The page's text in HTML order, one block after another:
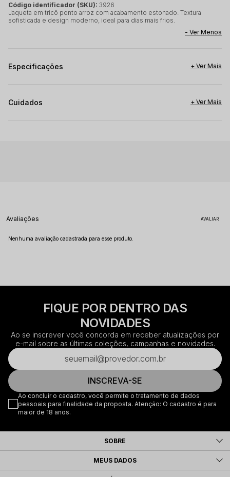
Código identificador (SKU): 3926
Jaqueta em tricô ponto arroz com acabamento estonado. Textura
sofisticada e design moderno, ideal para dias mais frios.
Especificações
Cuidados
Avaliações
Nenhuma avaliação cadastrada para esse produto.
FIQUE POR DENTRO DAS
NOVIDADES
Ao se inscrever você concorda em receber atualizações por
e-mail sobre as últimas coleções, campanhas e novidades.
INSCREVA-SE
Ao concluir o cadastro, você permite o tratamento de dados
pessoais para finalidade da proposta. Atenção: O cadastro é para
maior de 18 anos.
SOBRE
MEUS DADOS